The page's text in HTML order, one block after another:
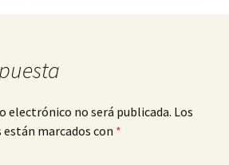
electrónico no será publicada. Los
marcados con *